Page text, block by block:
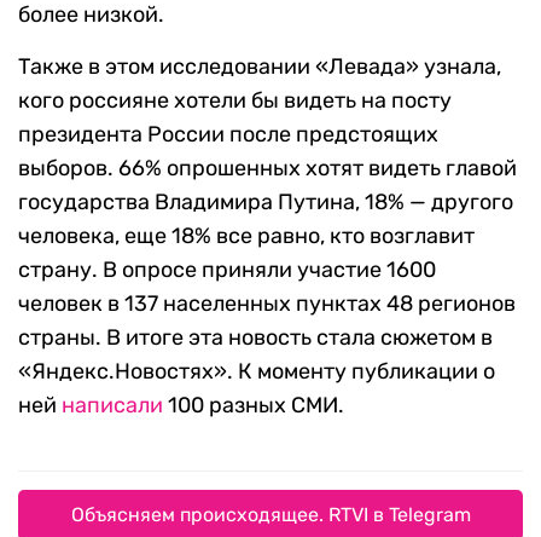
более низкой.
Также в этом исследовании «Левада» узнала,
кого россияне хотели бы видеть на посту
президента России после предстоящих
выборов. 66% опрошенных хотят видеть главой
государства Владимира Путина, 18% — другого
человека, еще 18% все равно, кто возглавит
страну. В опросе приняли участие 1600
человек в 137 населенных пунктах 48 регионов
страны. В итоге эта новость стала сюжетом в
«Яндекс.Новостях». К моменту публикации о
ней написали 100 разных СМИ.
Объясняем происходящее. RTVI в Telegram